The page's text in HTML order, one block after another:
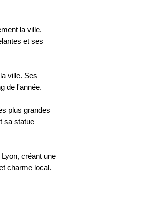
la ville.
et ses
ville. Ses
de l'année.
plus grandes
sa statue
créant une
charme local.